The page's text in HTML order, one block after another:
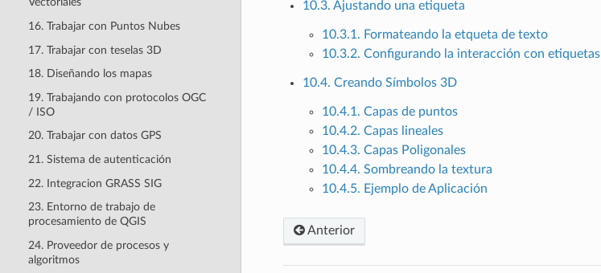
16. Trabajar con Puntos Nubes
17. Trabajar con teselas 3D
18. Diseñando los mapas
19. Trabajando con protocolos OGC
/ ISO
20. Trabajar con datos GPS
21. Sistema de autenticación
22. Integracion GRASS SIG
23. Entorno de trabajo de
procesamiento de QGIS
24. Proveedor de procesos y
algoritmos
10.3. Ajustando una etiqueta
10.3.1. Formateando la etqueta de texto
10.3.2. Configurando la interacción con etiquetas
10.4. Creando Símbolos 3D
10.4.1. Capas de puntos
10.4.2. Capas lineales
10.4.3. Capas Poligonales
10.4.4. Sombreando la textura
10.4.5. Ejemplo de Aplicación
Anterior